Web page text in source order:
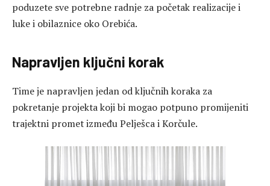
poduzete sve potrebne radnje za početak realizacije i
luke i obilaznice oko Orebića.
Napravljen ključni korak
Time je napravljen jedan od ključnih koraka za
pokretanje projekta koji bi mogao potpuno promijeniti
trajektni promet između Pelješca i Korčule.